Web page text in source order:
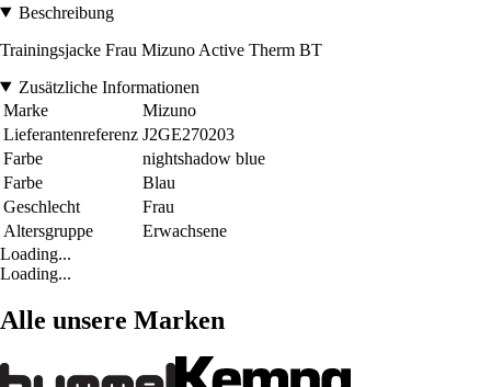
Beschreibung
Trainingsjacke Frau Mizuno Active Therm BT
Zusätzliche Informationen
Marke
Mizuno
Lieferantenreferenz J2GE270203
Farbe
nightshadow blue
Farbe
Blau
Geschlecht
Frau
Altersgruppe
Erwachsene
Loading...
Loading...
Alle unsere Marken